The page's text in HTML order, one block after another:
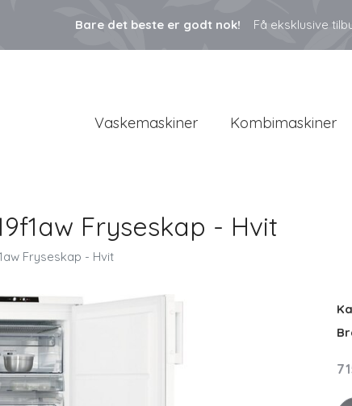
Bare det beste er godt nok! Få eksklusive
Vaskemaskiner Kombimaskiner
Fryseskap - Hvit
Fryseskap - Hvit